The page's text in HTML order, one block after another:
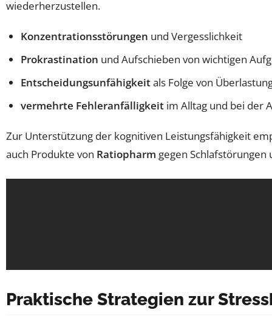
wiederherzustellen.
Konzentrationsstörungen und Vergesslichkeit
Prokrastination und Aufschieben von wichtigen
Entscheidungsunfähigkeitals Folge von
vermehrte Fehleranfälligkeit im Alltag und bei der
Zur Unterstützung der kognitiven Leistungsfähigkeit
auch Produkte von Ratiopharm gegen Schlafstörungen
Praktische Strategien zur